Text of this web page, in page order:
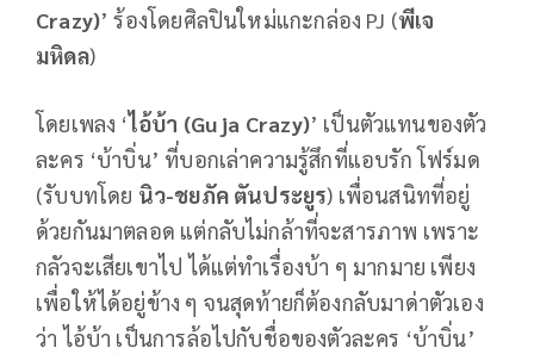
Crazy)’ ร้องโดยศิลปินใหม่แกะกล่อง PJ (พีเจ
มหิดล)
โดยเพลง ‘ไอ้บ้า (Gu ja Crazy)’ เป็นตัวแทนของตัว
ละคร ‘บ้าบิ่น’ ที่บอกเล่าความรู้สึกที่แอบรัก โฟร์มด
(รับบทโดย นิว-ชยภัค ตันประยูร) เพื่อนสนิทที่อยู่
ด้วยกันมาตลอด แต่กลับไม่กล้าที่จะสารภาพ เพราะ
กลัวจะเสียเขาไป ได้แต่ทำเรื่องบ้า ๆ มากมาย เพียง
เพื่อให้ได้อยู่ข้าง ๆ จนสุดท้ายก็ต้องกลับมาด่าตัวเอง
ว่า ไอ้บ้า เป็นการล้อไปกับชื่อของตัวละคร ‘บ้าบิ่น’